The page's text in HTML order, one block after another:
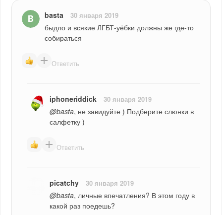
basta 30 января 2019
быдло и всякие ЛГБТ-уёбки должны же где-то
собираться
Ответить
iphoneriddick 30 января 2019
@basta, не завидуйте ) Подберите слюнки в
салфетку )
Ответить
picatchy 30 января 2019
@basta, личные впечатления? В этом году в
какой раз поедешь?